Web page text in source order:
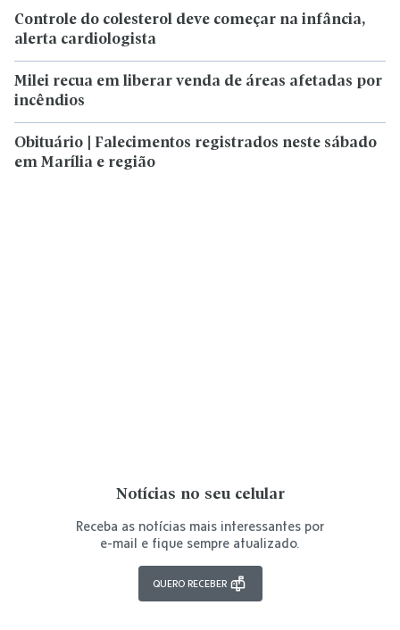
Controle do colesterol deve começar na infância,
alerta cardiologista
Milei recua em liberar venda de áreas afetadas por
incêndios
Obituário | Falecimentos registrados neste sábado
em Marília e região
Notícias no seu celular
Receba as notícias mais interessantes por
e-mail e fique sempre atualizado.
QUERO RECEBER